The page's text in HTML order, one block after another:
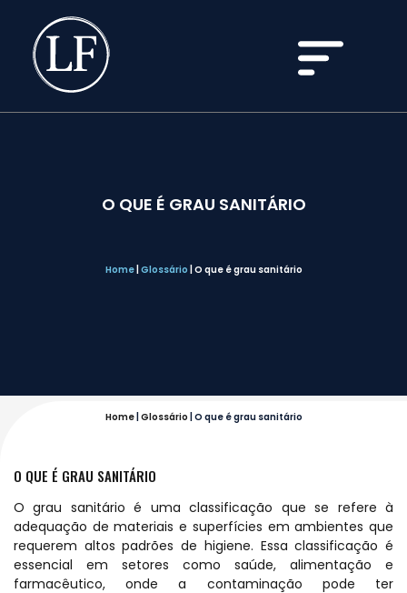
O QUE É GRAU SANITÁRIO
Home| Glossário O que é grau sanitário
Home| Glossário O que é grau sanitário
O QUE É GRAU SANITÁRIO
O grau sanitário é uma classificação que se refere à
adequação de materiais e superfícies em ambientes que
requerem altos padrões de higiene. Essa classificação é
essencial em setores como saúde, alimentação e
farmacêutico, onde a contaminação pode ter